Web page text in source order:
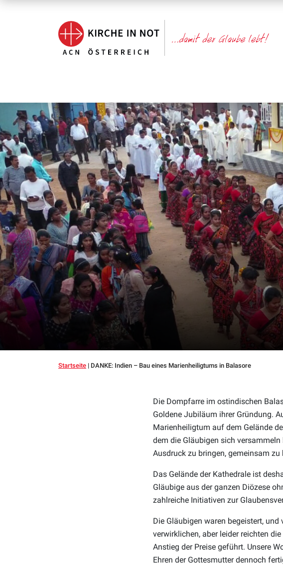
Startseite | DANKE: Indien – Bau eines Marienheiligtums in Balasore
Die Dompfarre im ostindischen
Goldene Jubiläum ihrer Gründung.
Marienheiligtum auf dem Gelände
dem die Gläubigen sich
Ausdruck zu bringen, gemeinsam
Das Gelände der Kathedrale ist
Gläubige aus der ganzen Diözese
zahlreiche Initiativen zur
Die Gläubigen waren begeistert,
verwirklichen, aber leider reichten
Anstieg der Preise geführt. Unsere
Ehren der Gottesmutter dennoch